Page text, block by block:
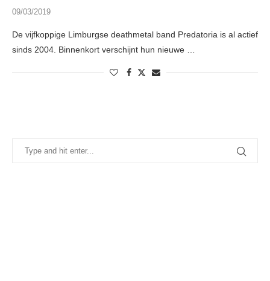
09/03/2019
De vijfkoppige Limburgse deathmetal band Predatoria is al actief
sinds 2004. Binnenkort verschijnt hun nieuwe …